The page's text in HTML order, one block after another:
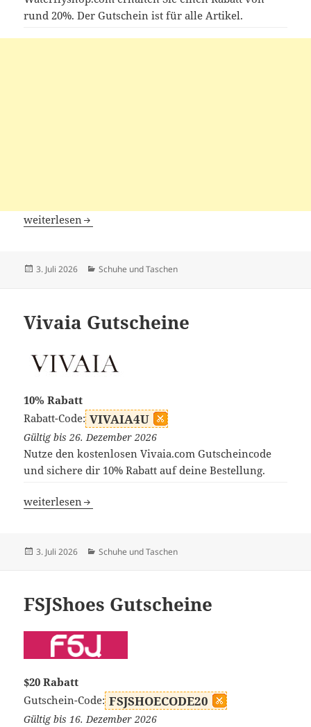
rund 20%. Der Gutschein ist für alle Artikel.
Waterfly Gutscheine
weiterlesen
Veröffentlicht
3. Juli 2026 Kategorien
Schuhe und Taschen
Vivaia Gutscheine
10% Rabatt
Rabatt-Code: VIVAIA4U
Gültig bis 26. Dezember 2026
Nutze den kostenlosen Vivaia.com Gutscheincode
und sichere dir 10% Rabatt auf deine Bestellung.
Vivaia Gutscheine
weiterlesen
Veröffentlicht
3. Juli 2026 Kategorien
Schuhe und Taschen
FSJShoes Gutscheine
$20 Rabatt
Gutschein-Code: FSJSHOECODE20
Gültig bis 16. Dezember 2026